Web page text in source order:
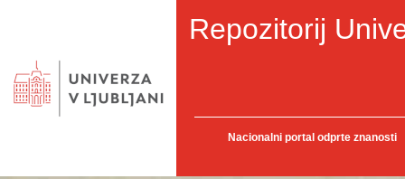
Repozitorij
Nacionalni portal odprte znanosti